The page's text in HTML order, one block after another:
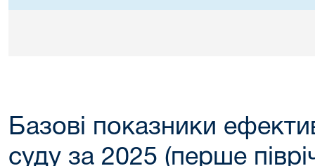
Базові показники
суду за 2025 (перше